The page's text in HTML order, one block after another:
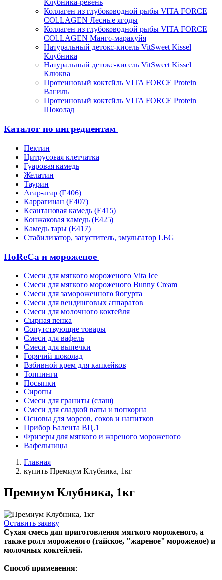
Клубника-ревень
Коллаген из глубоководной рыбы VITA FORCE
COLLAGEN Лесные ягоды
Коллаген из глубоководной рыбы VITA FORCE
COLLAGEN Манго-маракуйя
Натуральный детокс-кисель VitSweet Kissel
Клубника
Натуральный детокс-кисель VitSweet Kissel
Клюква
Протеиновый коктейль VITA FORCE Protein
Ваниль
Протеиновый коктейль VITA FORCE Protein
Шоколад
Каталог по ингредиентам
Пектин
Цитрусовая клетчатка
Гуаровая камедь
Желатин
Таурин
Агар-агар (Е406)
Каррагинан (Е407)
Ксантановая камедь (Е415)
Конжаковая камедь (Е425)
Камедь тары (Е417)
Стабилизатор, загуститель, эмульгатор LBG
HoReCa и мороженое
Смеси для мягкого мороженого Vita Ice
Смеси для мягкого мороженого Bunny Cream
Смеси для замороженного йогурта
Смеси для вендинговых аппаратов
Смеси для молочного коктейля
Сырная пенка
Сопутствующие товары
Смеси для вафель
Смеси для выпечки
Горячий шоколад
Взбивной крем для капкейков
Топпинги
Посыпки
Сиропы
Смеси для граниты (слаш)
Смеси для сладкой ваты и попкорна
Основы для морсов, соков и напитков
Прибор Валента ВЦ.1
Фризеры для мягкого и жареного мороженого
Вафельницы
Главная
купить Премиум Клубника, 1кг
Премиум Клубника, 1кг
Оставить заявку
Сухая смесь для приготовления мягкого мороженого, а
также ролл мороженого (тайское, "жареное" мороженое) и
молочных коктейлей.
Способ применения: